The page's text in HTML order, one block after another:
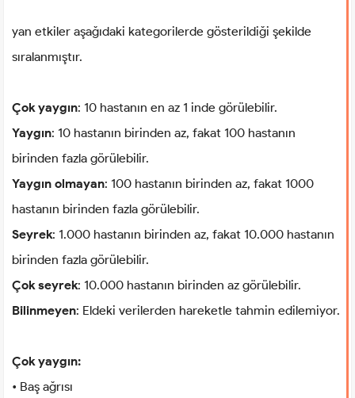
yan etkiler aşağıdaki kategorilerde gösterildiği şekilde
sıralanmıştır.
Çok yaygın: 10 hastanın en az 1 inde görülebilir.
Yaygın: 10 hastanın birinden az, fakat 100 hastanın
birinden fazla görülebilir.
Yaygın olmayan: 100 hastanın birinden az, fakat 1000
hastanın birinden fazla görülebilir.
Seyrek: 1.000 hastanın birinden az, fakat 10.000 hastanın
birinden fazla görülebilir.
Çok seyrek: 10.000 hastanın birinden az görülebilir.
Bilinmeyen: Eldeki verilerden hareketle tahmin edilemiyor.
Çok yaygın:
• Baş ağrısı